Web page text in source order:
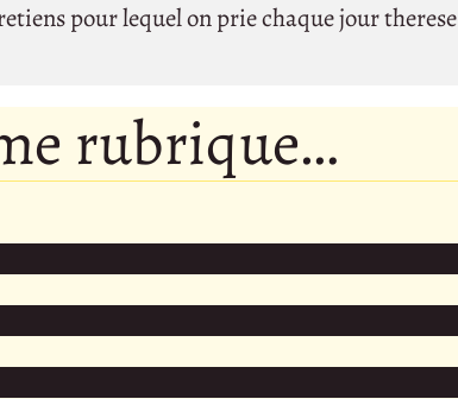
pour lequel on prie chaque jour therese
rubrique…